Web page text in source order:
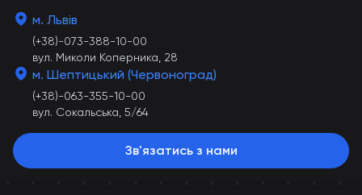
м. Львів
(+38)-073-388-10-00
вул. Миколи Коперника, 28
м. Шептицький (Червоноград)
(+38)-063-355-10-00
вул. Сокальська, 5/64
Зв'язатись з нами